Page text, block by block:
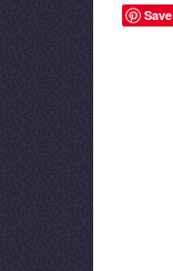
Save